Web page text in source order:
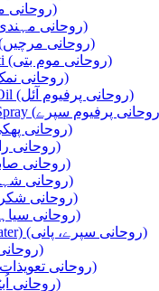
Ruhani Matti (روحانی مٹی)
Ruhani Mehndi (روحانی مہندی)
Ruhani Mirchain (روحانی مرچیں)
Ruhani Mom Batti (روحانی موم بتی)
Ruhani Namak (روحانی نمک)
Ruhani Perfume Oil (روحانی پرفیوم آئل)
Ruhani Phakki (روحانی پھکی)
Ruhani Rakh (روحانی راکھ)
Ruhani Sabun (روحانی صابن)
Ruhani Shahad (روحانی شہد)
Ruhani Shakkar (روحانی شکر)
Ruhani Siyahi (روحانی سیاہی)
Ruhani Spray (Water) (روحانی سپرے، پانی)
Ruhani Tail (روحانی تیل)
Ruhani Tawezat (روحانی تعویذات)
Ruhani Ubtan (روحانی اُبٹن)